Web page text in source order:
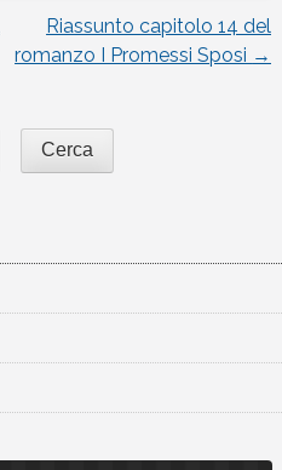
Riassunto capitolo 14 del
romanzo I Promessi Sposi →
Cerca